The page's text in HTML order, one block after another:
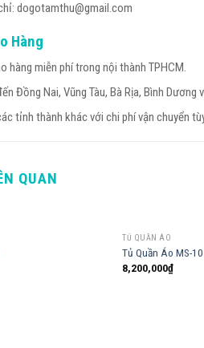
dogotamthu@gmail.com
Hàng
hàng miễn phí trong nội thành TPHCM.
Đồng Nai, Vũng Tàu, Bà Rịa, Bình Dương
tỉnh thành khác với chi phí vận chuyển
QUAN
TỦ QUẦN ÁO
Tủ Quần Áo MS-10
8,200,000₫